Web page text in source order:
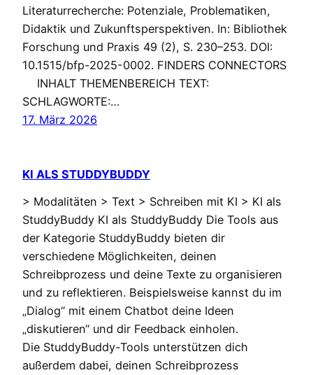
Literaturrecherche: Potenziale, Problematiken,
Didaktik und Zukunftsperspektiven. In: Bibliothek
Forschung und Praxis 49 (2), S. 230–253. DOI:
10.1515/bfp-2025-0002. FINDERS CONNECTORS
INHALT THEMENBEREICH TEXT:
SCHLAGWORTE:…
17. März 2026
KI ALS STUDDYBUDDY
> Modalitäten > Text > Schreiben mit KI > KI als
StuddyBuddy KI als StuddyBuddy Die Tools aus
der Kategorie StuddyBuddy bieten dir
verschiedene Möglichkeiten, deinen
Schreibprozess und deine Texte zu organisieren
und zu reflektieren. Beispielsweise kannst du im
„Dialog“ mit einem Chatbot deine Ideen
„diskutieren“ und dir Feedback einholen.
Die StuddyBuddy-Tools unterstützen dich
außerdem dabei, deinen Schreibprozess